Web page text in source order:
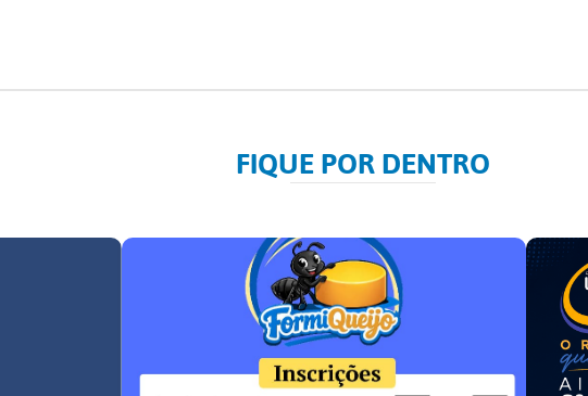
FIQUE POR DENTRO